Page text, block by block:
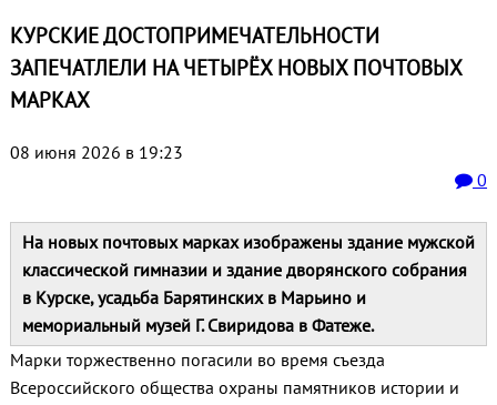
КУРСКИЕ ДОСТОПРИМЕЧАТЕЛЬНОСТИ
ЗАПЕЧАТЛЕЛИ НА ЧЕТЫРЁХ НОВЫХ ПОЧТОВЫХ
МАРКАХ
08 июня 2026 в 19:23
0
На новых почтовых марках изображены здание мужской
классической гимназии и здание дворянского собрания
в Курске, усадьба Барятинских в Марьино и
мемориальный музей Г. Свиридова в Фатеже.
Марки торжественно погасили во время съезда
Всероссийского общества охраны памятников истории и